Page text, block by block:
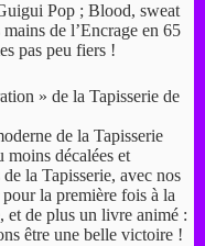
Pop ; Blood, sweat
de l’Encrage en 65
pas peu fiers !
»​​ de la Tapisserie de
de la Tapisserie
moins décalées et
la Tapisserie, avec nos
la première fois à la
et de plus un livre animé :
être une belle victoire !